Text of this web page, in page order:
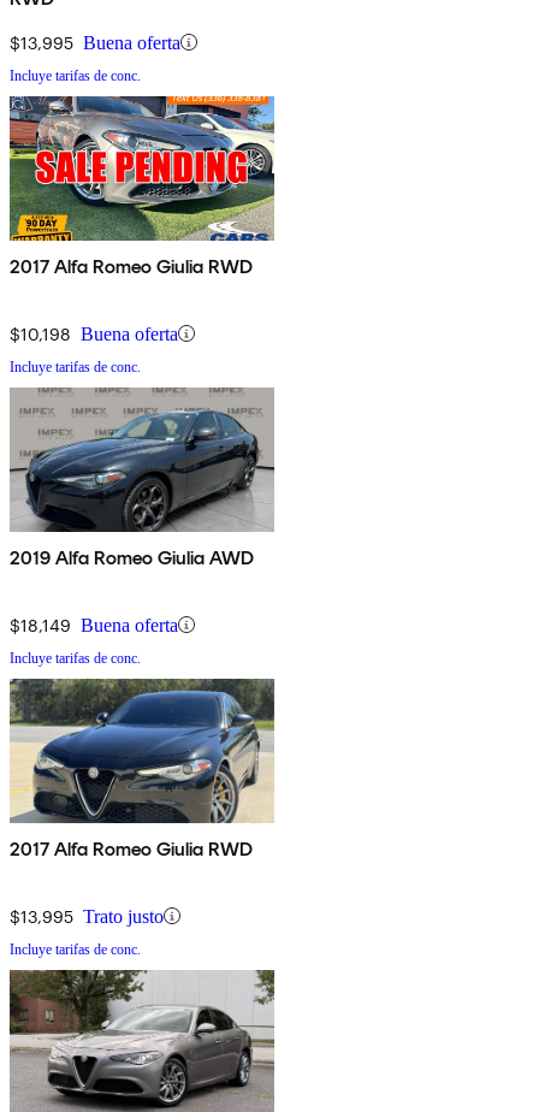
$13,995 Buena oferta
Incluye tarifas de conc.
2017 Alfa Romeo Giulia RWD
$10,198 Buena oferta
Incluye tarifas de conc.
2019 Alfa Romeo Giulia AWD
$18,149 Buena oferta
Incluye tarifas de conc.
2017 Alfa Romeo Giulia RWD
$13,995 Trato justo
Incluye tarifas de conc.